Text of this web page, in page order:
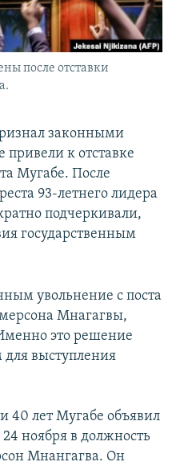
после отставки
законными
к отставке
Мугабе. После
93-летнего лидера
подчеркивали,
государственным
увольнение с поста
Мнагагвы,
это решение
выступления
40 лет Мугабе объявил
24 ноября в должность
Мнангагва. Он